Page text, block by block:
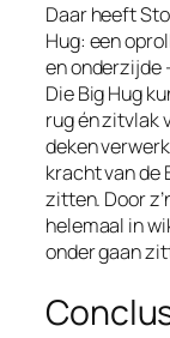
Daar heeft
Hug: een
en onderzijde
Die Big Hug
rug én zitvlak
deken
kracht van de
zitten. Door
helemaal in
onder gaan